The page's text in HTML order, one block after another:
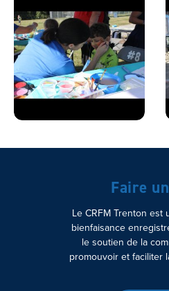
Faire
Le CRFM Trenton est
bienfaisance
le soutien de la
promouvoir et faciliter